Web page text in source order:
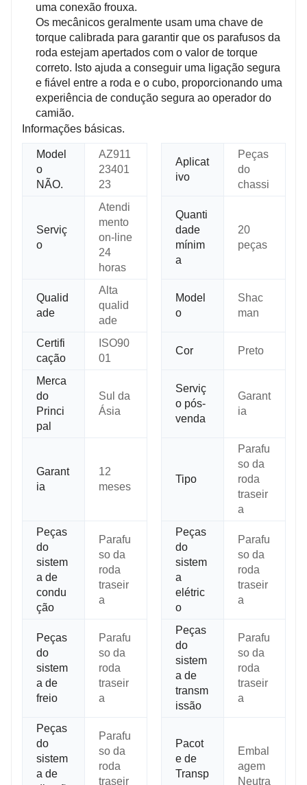
uma conexão frouxa.
Os mecânicos geralmente usam uma chave de
torque calibrada para garantir que os parafusos da
roda estejam apertados com o valor de torque
correto. Isto ajuda a conseguir uma ligação segura
e fiável entre a roda e o cubo, proporcionando uma
experiência de condução segura ao operador do
camião.
Informações básicas.
Model
o
NÃO.
AZ911
23401
23
Aplicat
ivo
Peças
do
chassi
Serviç
o
Atendi
mento
on-line
24
horas
Quanti
dade
mínim
a
20
peças
Qualid
ade
Alta
qualid
ade
Model
o
Shac
man
Certifi
cação
ISO90
01
Cor Preto
Merca
do
Princi
pal
Sul da
Ásia
Serviç
o pós-
venda
Garant
ia
Garant
ia
12
meses
Tipo
Parafu
so da
roda
traseir
a
Peças
do
sistem
a de
condu
ção
Parafu
so da
roda
traseir
a
Peças
do
sistem
a
elétric
o
Parafu
so da
roda
traseir
a
Peças
do
sistem
a de
freio
Parafu
so da
roda
traseir
a
Peças
do
sistem
a de
transm
issão
Parafu
so da
roda
traseir
a
Peças
do
sistem
a de
Parafu
so da
roda
traseir
Pacot
e de
Transp
Embal
agem
Neutra